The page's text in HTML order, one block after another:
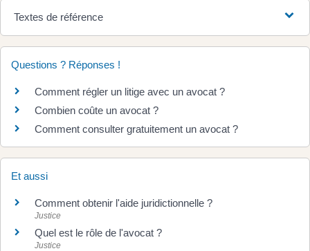
Textes de référence
Questions ? Réponses !
Comment régler un litige avec un avocat ?
Combien coûte un avocat ?
Comment consulter gratuitement un avocat ?
Et aussi
Comment obtenir l'aide juridictionnelle ?
Justice
Quel est le rôle de l'avocat ?
Justice